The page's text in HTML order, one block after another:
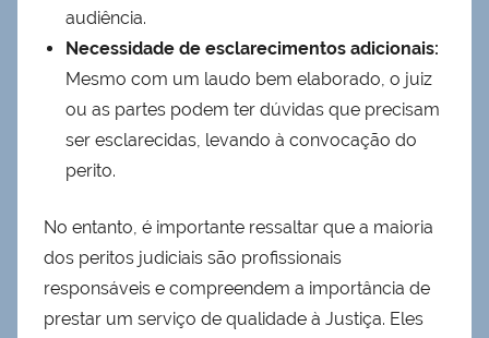
audiência.
Necessidade de esclarecimentos adicionais:
Mesmo com um laudo bem elaborado, o juiz
ou as partes podem ter dúvidas que precisam
ser esclarecidas, levando à convocação do
perito.
No entanto, é importante ressaltar que a maioria
dos peritos judiciais são profissionais
responsáveis e compreendem a importância de
prestar um serviço de qualidade à Justiça. Eles